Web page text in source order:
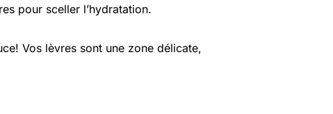
pour sceller l’hydratation.
Vos lèvres sont une zone délicate,